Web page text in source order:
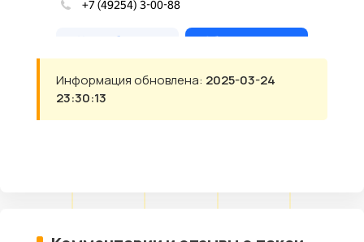
Информация обновлена: 2025-03-24
23:30:13